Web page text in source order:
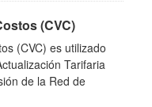
(CVC)
(CVC) es utilizado
Tarifaria
de la Red de